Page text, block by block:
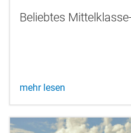
Beliebtes
mehr lesen